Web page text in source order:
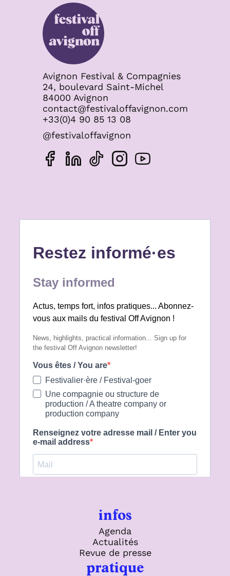
Avignon Festival & Compagnies
24, boulevard Saint-Michel
84000 Avignon
contact@festivaloffavignon.com
+33(0)4 90 85 13 08
@festivaloffavignon
infos
Agenda
Actualités
Revue de presse
pratique